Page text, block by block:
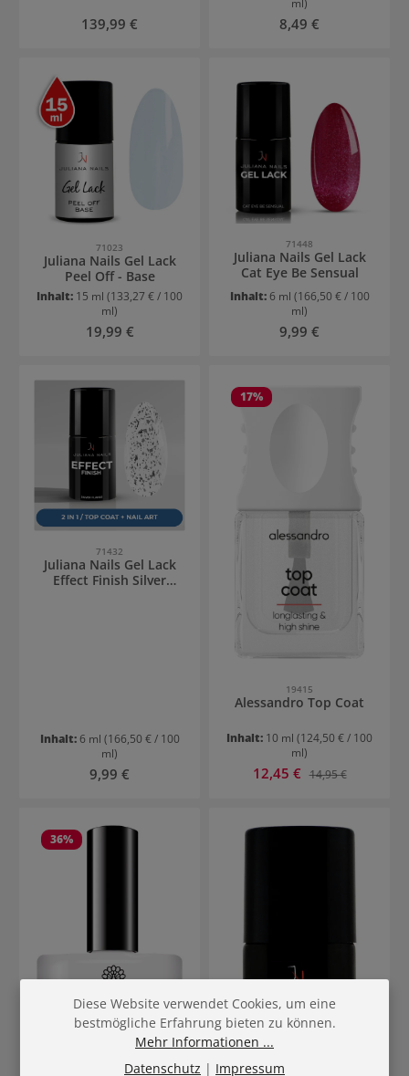
Regulärer Preis:
139,99 €
Regulärer Preis:
8,49 €
71023
Juliana Nails Gel Lack
Peel Off - Base
Inhalt: 15 ml (133,27 € / 100
ml)
Regulärer Preis:
19,99 €
71448
Juliana Nails Gel Lack
Cat Eye Be Sensual
Inhalt: 6 ml (166,50 € / 100
ml)
Regulärer Preis:
9,99 €
71432
Juliana Nails Gel Lack
Effect Finish Silver
Inhalt: 6 ml (166,50 € / 100
ml)
Regulärer Preis:
9,99 €
17%
19415
Alessandro Top Coat
Inhalt: 10 ml (124,50 € / 100
ml)
Verkaufspreis:
12,45 € Regulärer Preis:
14,95 €
36%
Diese Website verwendet Cookies, um eine
bestmögliche Erfahrung bieten zu können.
Mehr Informationen ...
Datenschutz | Impressum